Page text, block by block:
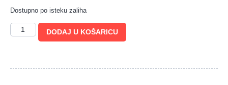
Dostupno po isteku zaliha
DODAJ U KOŠARICU